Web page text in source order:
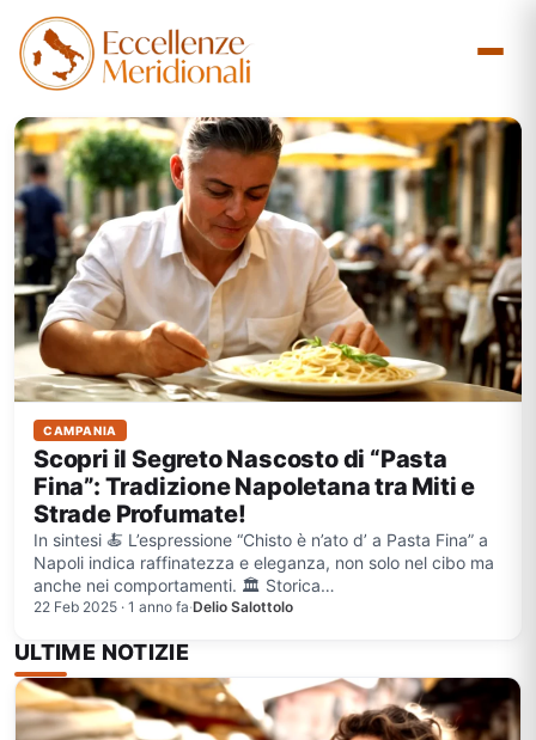
contenuto
CAMPANIA
Scopri il Segreto Nascosto di “Pasta
Fina”: Tradizione Napoletana tra Miti e
Strade Profumate!
In sintesi 🍝 L’espressione “Chisto è n’ato d’ a Pasta Fina” a
Napoli indica raffinatezza e eleganza, non solo nel cibo ma
anche nei comportamenti. 🏛️ Storica…
22 Feb 2025 · 1 anno fa·Delio Salottolo
ULTIME NOTIZIE